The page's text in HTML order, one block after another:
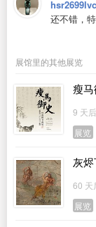
还不错，
展馆里的其他展览
瘦
9 天
展览
灰
馆
60 天
展览